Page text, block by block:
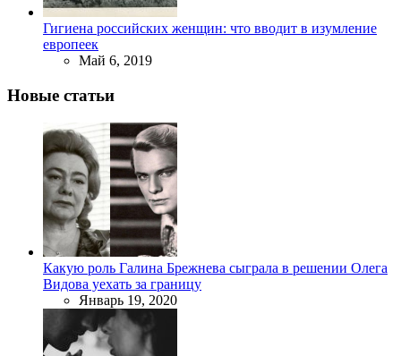
Гигиена российских женщин: что вводит в изумление
европеек
Май 6, 2019
Новые статьи
Какую роль Галина Брежнева сыграла в решении Олега
Видова уехать за границу
Январь 19, 2020